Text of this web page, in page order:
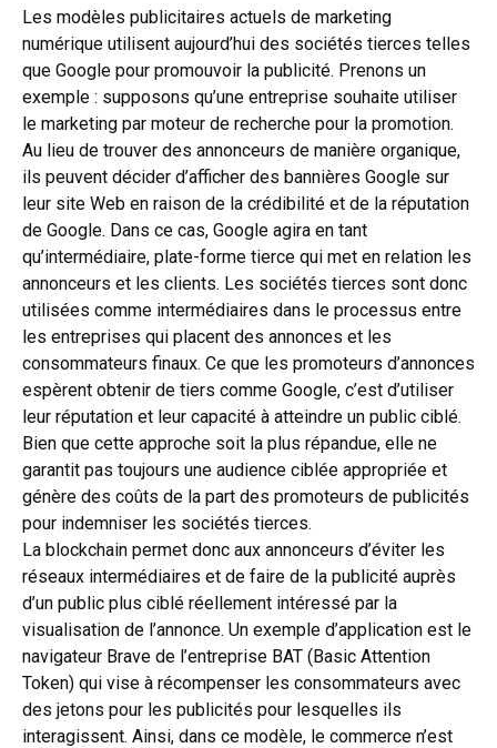
Les modèles publicitaires actuels de marketing
numérique utilisent aujourd’hui des sociétés tierces telles
que Google pour promouvoir la publicité. Prenons un
exemple : supposons qu’une entreprise souhaite utiliser
le marketing par moteur de recherche pour la promotion.
Au lieu de trouver des annonceurs de manière organique,
ils peuvent décider d’afficher des bannières Google sur
leur site Web en raison de la crédibilité et de la réputation
de Google. Dans ce cas, Google agira en tant
qu’intermédiaire, plate-forme tierce qui met en relation les
annonceurs et les clients. Les sociétés tierces sont donc
utilisées comme intermédiaires dans le processus entre
les entreprises qui placent des annonces et les
consommateurs finaux. Ce que les promoteurs d’annonces
espèrent obtenir de tiers comme Google, c’est d’utiliser
leur réputation et leur capacité à atteindre un public ciblé.
Bien que cette approche soit la plus répandue, elle ne
garantit pas toujours une audience ciblée appropriée et
génère des coûts de la part des promoteurs de publicités
pour indemniser les sociétés tierces.
La blockchain permet donc aux annonceurs d’éviter les
réseaux intermédiaires et de faire de la publicité auprès
d’un public plus ciblé réellement intéressé par la
visualisation de l’annonce. Un exemple d’application est le
navigateur Brave de l’entreprise BAT (Basic Attention
Token) qui vise à récompenser les consommateurs avec
des jetons pour les publicités pour lesquelles ils
interagissent. Ainsi, dans ce modèle, le commerce n’est